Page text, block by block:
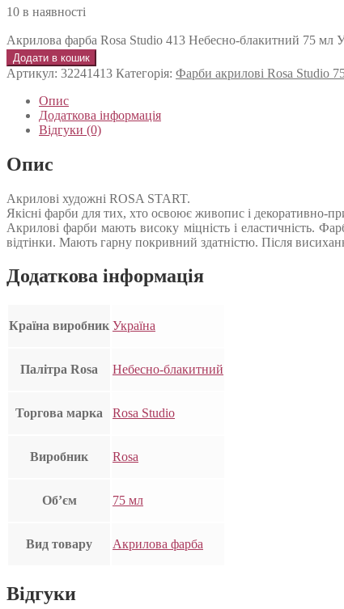
10 в наявності
Акрилова фарба Rosa Studio 413 Небесно-блакитний 75 мл
Додати в кошик
Артикул: 32241413 Категорія: Фарби акрилові Rosa Studio
Опис
Додаткова інформація
Відгуки (0)
Опис
Акрилові художні ROSA START.
Якісні фарби для тих, хто освоює живопис і декоративно-
Акрилові фарби мають високу міцність і еластичність.
відтінки. Мають гарну покривний здатністю. Після
Додаткова інформація
Країна виробник Україна
Палітра Rosa Небесно-блакитний
Торгова марка Rosa Studio
Виробник Rosa
Об’єм 75 мл
Вид товару Акрилова фарба
Відгуки